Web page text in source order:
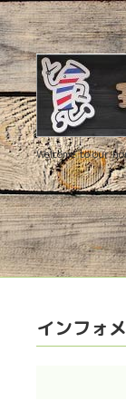
Welcome to our
インフォ